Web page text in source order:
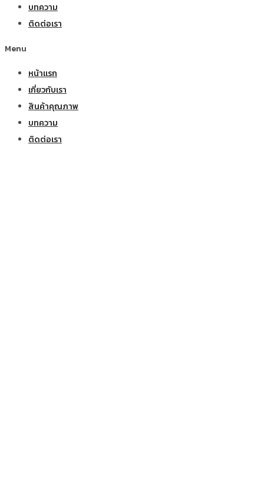
บทความ
ติดต่อเรา
Menu
หน้าแรก
เกี่ยวกับเรา
สินค้าคุณภาพ
บทความ
ติดต่อเรา